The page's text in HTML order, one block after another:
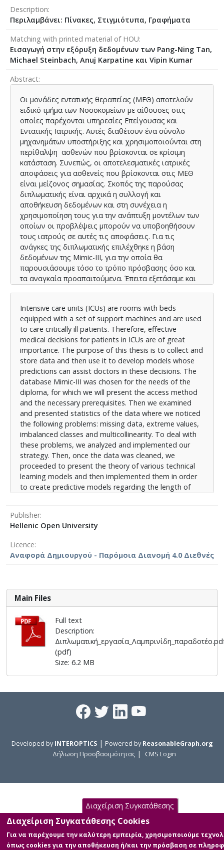
Description
Περιλαμβάνει: Πίνακες, Στιγμιότυπα, Γραφήματα
Matching with printed material of HOU
Εισαγωγή στην εξόρυξη δεδομένων των Pang-Ning Tan,
Michael Steinbach, Anuj Karpatine και Vipin Kumar
Abstract
Οι μονάδες εντατικής θεραπείας (ΜΕΘ) αποτελούν
ειδικό τμήμα των Νοσοκομείων με αίθουσες στις
οποίες παρέχονται υπηρεσίες Επείγουσας και
Εντατικής Ιατρικής. Αυτές διαθέτουν ένα σύνολο
μηχανημάτων υποστήριξης και χρησιμοποιούνται στη
περίθαλψη ασθενών που βρίσκονται σε κρίσιμη
κατάσταση. Συνεπώς, οι αποτελεσματικές ιατρικές
αποφάσεις για ασθενείς που βρίσκονται στις ΜΕΘ
είναι μείζονος σημασίας. Σκοπός της παρούσας
διπλωματικής είναι αρχικά η συλλογή και
αποθήκευση δεδομένων και στη συνέχεια η
χρησιμοποίηση τους για την ανάπτυξη μοντέλων των
οποίων οι προβλέψεις μπορούν να υποβοηθήσουν
τους ιατρούς σε αυτές τις αποφάσεις. Για τις
ανάγκες της διπλωματικής επιλέχθηκε η βάση
δεδομένων της Mimic-III, για την οποία θα
παρουσιάσουμε τόσο το τρόπο πρόσβασης όσο και
τα αναγκαία προαπαιτούμενα. Έπειτα εξετάσαμε και
ελλειπουσών τιμών, ακραίων τιμών, ασύμμετρων
κλάσεων και πολυσυγγραμικότητα των μεταβλητών.
Ως εκ τούτου, αναλύθηκε και υλοποιήθηκε
στρατηγική αντιμετώπισης αυτών των προβλημάτων.
Στη συνέχεια, εφόσον έγινε ο καθαρισμός των
δεδομένων, προχωρήσαμε στη παρουσίαση της
θεωρίας διαφόρων μοντέλων τεχνικής μάθησης και
εν τέλει στην εφαρμογή τους για την δημιουργία
προβλεπτικών μοντέλων σχετικά με το χρόνο
παραμονής των ασθενών στις ΜΕΘ καθώς και την
τελική έκβαση των ασθενών στις ΜΕΘ, δηλαδή αν
επιβιώνουν. Προκειμένου να αξιολογηθούν τα
αποτελέσματά τους, πριν την υλοποίηση των
μοντέλων χρειάστηκε να μοιράσουμε τα δεδομένα σε
δεδομένα ελέγχου και σε δεδομένα εκπαίδευσης.
Έπειτα, εφαρμόστηκαν διάφορες μετρικές αναλόγως
με την τεχνική μηχανικής μάθησης, δηλαδή αναλόγως
αν είναι μοντέλο κατηγοριοποίησης ή
εξαγωγή στατιστικών και υλοποίηση των μοντέλων
μέσω της γλώσσας προγραμματισμού Python.
Intensive care units (ICUs) are rooms with beds
equipped with a set of support machines and are used
to care critically ill patients. Therefore, effective
medical decisions for patients in ICUs are of great
importance. The purpose of this thesis is to collect and
store data and then use it to develop models whose
predictions can assist doctors in these decisions. The
database Mimic-III was chosen for the needs of the
diploma, for which we will present the access method
and the necessary prerequisites. Then we examined
and presented statistics of the data where we noticed
the following problems: missing data, extreme values,
imbalanced classes and multicollinearity. To deal with
these problems, we analyzed and implemented our
strategy. Then, once the data was cleaned, we
proceeded to present the theory of various technical
learning models and then implemented them in order
to create predictive models regarding the length of
evaluate its results, before implementing the models
we had to divide the data into test data and training
on the type of machine learning, i.e. depending on
whether it is a classification or regression model. The
statistics and implementation of the models through
Python.
Publisher
Hellenic Open University
Licence
Αναφορά Δημιουργού - Παρόμοια Διανομή 4.0 Διεθνές
Main Files
Full text
Description:
(pdf)
Size: 6.2 MB
Developed by INTEROPTICS| Powered by ReasonableGraph.org
Δήλωση Προσβασιμότητας| CMS Login
Διαχείριση Συγκατάθεσης
Διαχείριση Συγκατάθεσης Cookies
Για να παρέχουμε την καλύτερη εμπειρία, χρησιμοποιούμε
όπως cookies για την αποθήκευση ή/και την πρόσβαση σε